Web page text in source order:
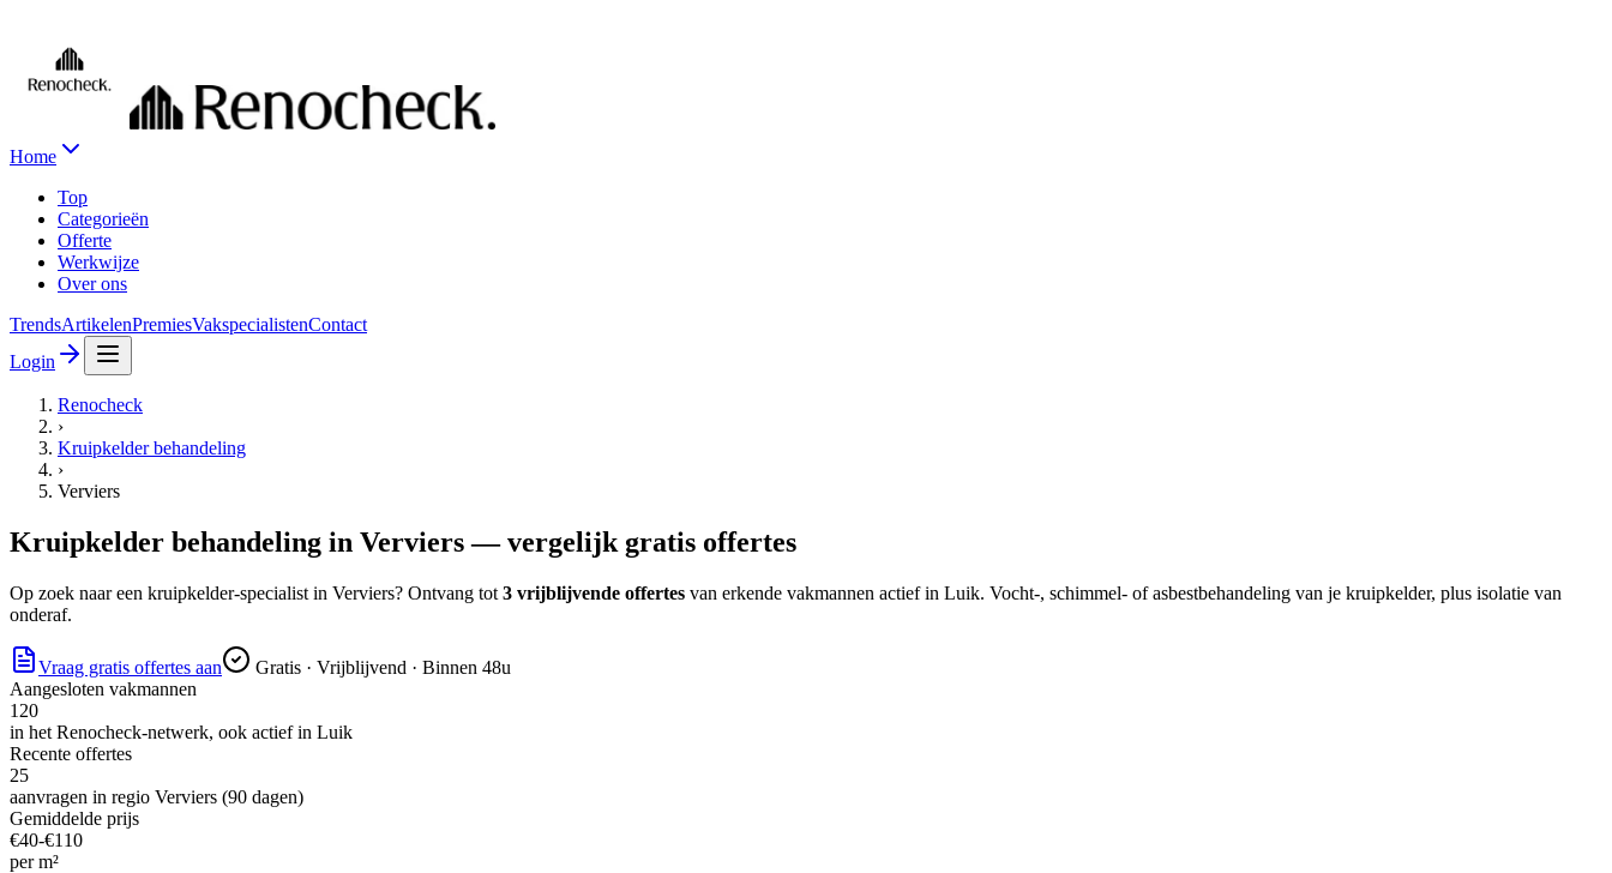
Home
Top
Categorieën
Offerte
Werkwijze
Over ons
TrendsArtikelenPremiesVakspecialistenContact
Login
Renocheck
›
Kruipkelder behandeling
›
Verviers
Kruipkelder behandeling in Verviers— vergelijk gratis offertes
Op zoek naareen kruipkelder-specialist in Verviers? Ontvang tot 3 vrijblijvende offertes van erkende vakmannen actief in Luik. Vocht-, schimmel- of asbestbehandeling van je kruipkelder, plus isolatie van
onderaf.
Vraag gratis offertes aan
Gratis · Vrijblijvend · Binnen 48u
Aangesloten vakmannen
120
in het Renocheck-netwerk, ook actief in Luik
Recente offertes
25
aanvragen in regio Verviers (90 dagen)
Gemiddelde prijs
€40-€110
perm²